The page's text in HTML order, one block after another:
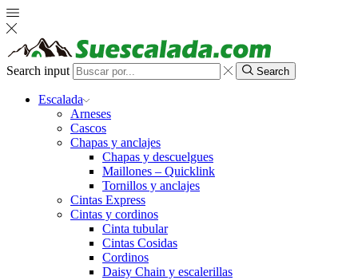
Search input Search
Escalada
Arneses
Cascos
Chapas y anclajes
Chapas y descuelgues
Maillones – Quicklink
Tornillos y anclajes
Cintas Express
Cintas y cordinos
Cinta tubular
Cintas Cosidas
Cordinos
Daisy Chain y escalerillas